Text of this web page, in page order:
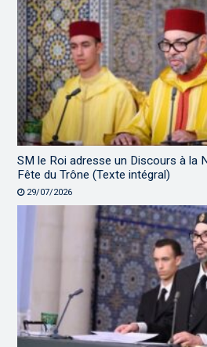
SM le Roi adresse un Discours à la
Fête du Trône (Texte intégral)
29/07/2026